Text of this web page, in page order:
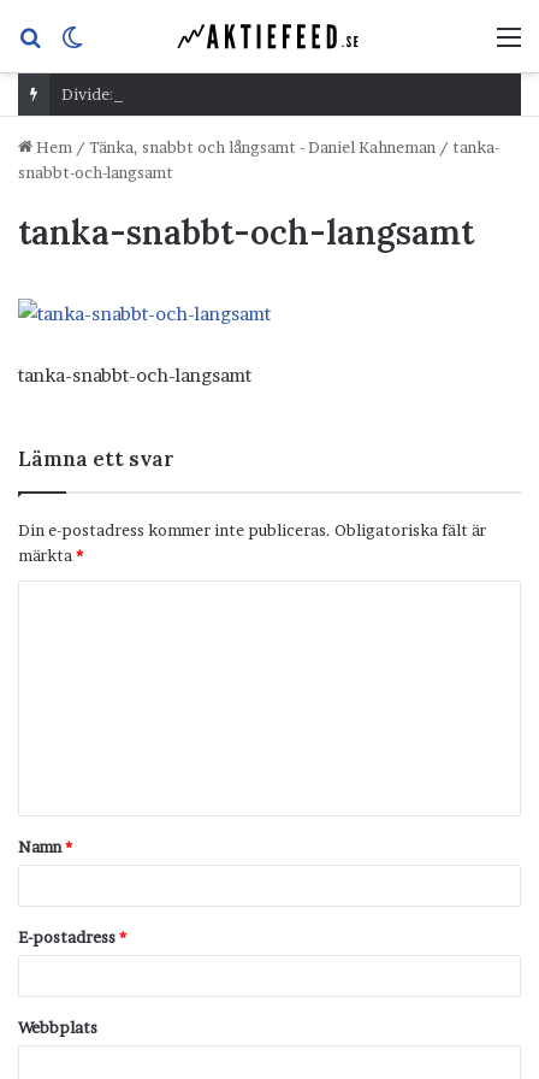
Sök
efterskin
Dividend Overshoot Day
Hem / Tänka, snabbt och långsamt - Daniel Kahneman / tanka-
snabbt-och-langsamt
tanka-snabbt-och-langsamt
tanka-snabbt-och-langsamt
Lämna ett svar
Din e-postadress kommer inte publiceras. Obligatoriska fält är
märkta *
t
a
Namn*
E-postadress*
Webbplats